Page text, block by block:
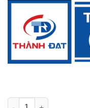
Cáp CXV/FR 3x120 +